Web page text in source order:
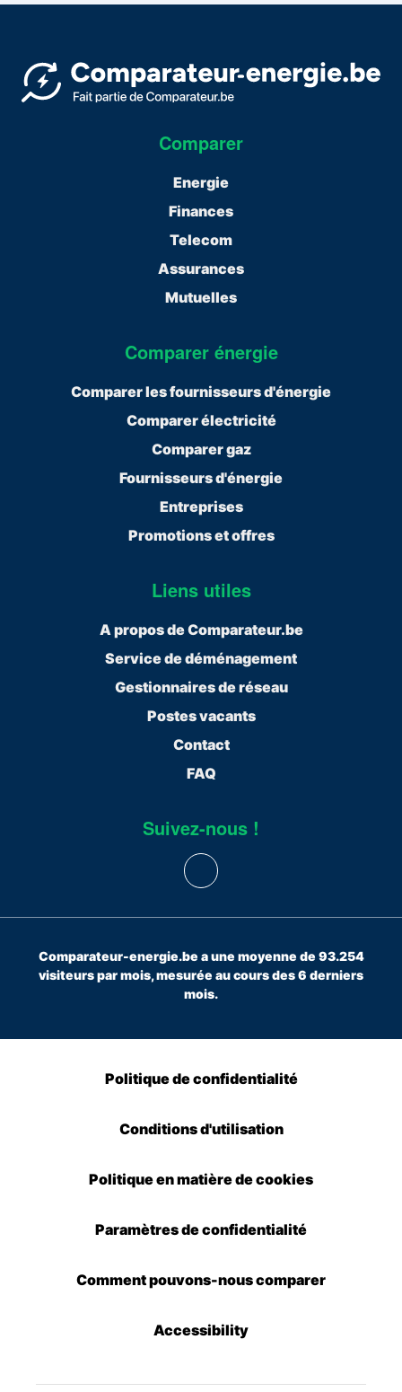
Comparer
Energie
Finances
Telecom
Assurances
Mutuelles
Comparer énergie
Comparer les fournisseurs d'énergie
Comparer électricité
Comparer gaz
Fournisseurs d'énergie
Entreprises
Promotions et offres
Liens utiles
A propos de Comparateur.be
Service de déménagement
Gestionnaires de réseau
Postes vacants
Contact
FAQ
Suivez-nous !
Comparateur-energie.be a une moyenne de 93.254
visiteurs par mois, mesurée au cours des 6 derniers
mois.
Politique de confidentialité
Conditions d'utilisation
Politique en matière de cookies
Paramètres de confidentialité
Comment pouvons-nous comparer
Accessibility